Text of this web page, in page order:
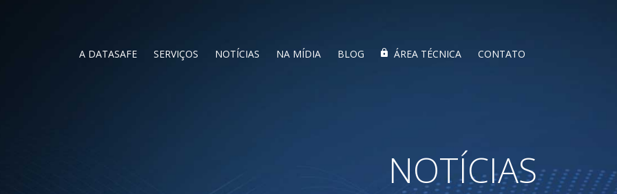
A DATASAFE SERVIÇOS NOTÍCIAS NA MÍDIA BLOG ÁREA TÉCNICA CONTATO
NOTÍCIAS